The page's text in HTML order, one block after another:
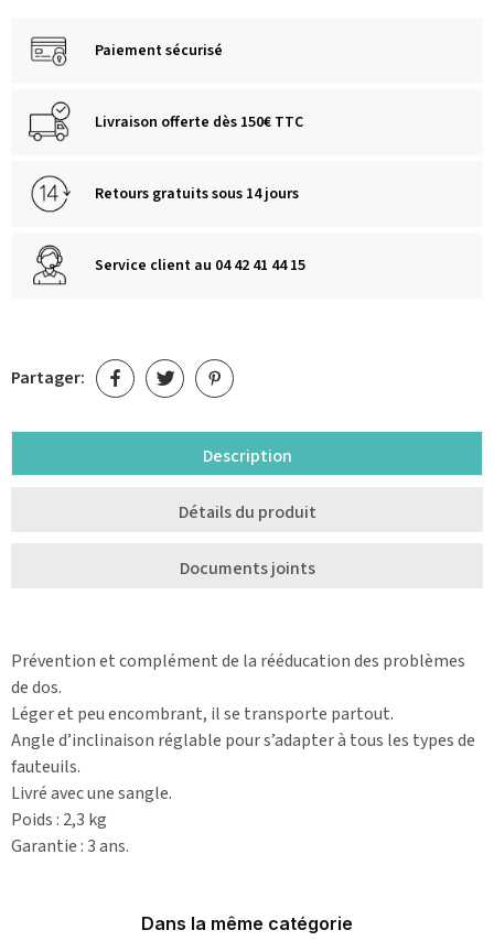
Paiement sécurisé
Livraison offerte dès 150€ TTC
Retours gratuits sous 14 jours
Service client au 04 42 41 44 15
Partager:
Description
Détails du produit
Documents joints
Prévention et complément de la rééducation des problèmes
de dos.
Léger et peu encombrant, il se transporte partout.
Angle d’inclinaison réglable pour s’adapter à tous les types de
fauteuils.
Livré avec une sangle.
Poids : 2,3 kg
Garantie : 3 ans.
Dans la même catégorie